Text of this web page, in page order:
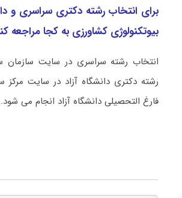
برای انتخاب رشته دکتری سراسری و
بیوﺗﻜﻨﻮﻟﻮژی ﻛﺸﺎورزی به کجا مراجعه
انتخاب رشته سراسری در سایت
رشته دکتری دانشگاه آزاد در سایت
فارغ التحصیلی دانشگاه آزاد انجام می شود.